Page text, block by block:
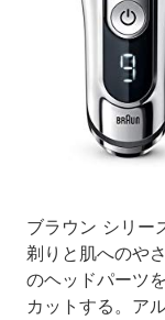
ブラウン シリー
剃りと肌へのや
のヘッドパーツ
カットする。ア